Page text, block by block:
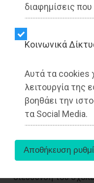
διαφημίσεις
Kοινωνικά
Αυτά τα cookies
λειτουργία της
βοηθάει την
τα Social Media.
οποίο η Δημοτική
«προτεραιότητα
χρόνια δεν έχει
βασική υποχρέωσή
καυστήρα ενός
εκατοντάδες παιδιά.
διεύθυνση του